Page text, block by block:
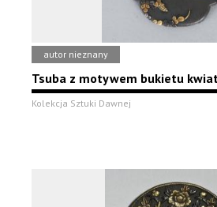
autor nieznany
Tsuba z motywem bukietu
Kolekcja Sztuki Dawnej